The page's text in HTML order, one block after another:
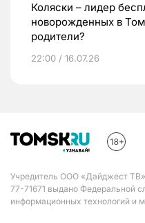
Коляски – лидер
новорожденных в
родители?
22:00 / 16.07.26
Учредитель ООО «Дайджест
77-71671 выдано Федеральной
информационных технологий и